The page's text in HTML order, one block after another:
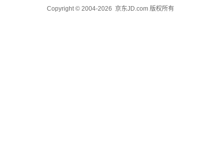
Copyright © 2004-2026 京东JD.com 版权所有